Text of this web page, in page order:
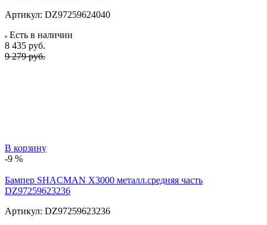
Артикул: DZ97259624040
Есть в наличии
8 435 руб.
9 279 руб.
В корзину
-9 %
Бампер SHACMAN X3000 металл.средняя часть
DZ97259623236
Артикул: DZ97259623236